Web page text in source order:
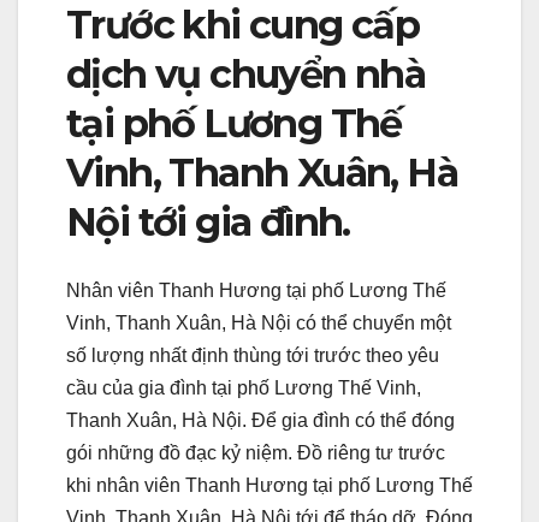
Trước khi cung cấp
dịch vụ chuyển nhà
tại phố Lương Thế
Vinh, Thanh Xuân, Hà
Nội tới gia đình.
Nhân viên Thanh Hương tại phố Lương Thế
Vinh, Thanh Xuân, Hà Nội có thể chuyển một
số lượng nhất định thùng tới trước theo yêu
cầu của gia đình tại phố Lương Thế Vinh,
Thanh Xuân, Hà Nội. Để gia đình có thể đóng
gói những đồ đạc kỷ niệm. Đồ riêng tư trước
khi nhân viên Thanh Hương tại phố Lương Thế
Vinh, Thanh Xuân, Hà Nội tới để tháo dỡ. Đóng